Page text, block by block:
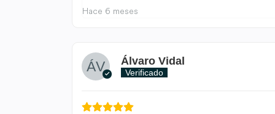
Hace 6 meses
Álvaro Vidal
Verificado